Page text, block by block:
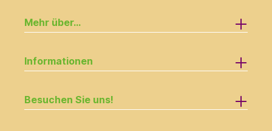
Mehr über...
Informationen
Besuchen Sie uns!